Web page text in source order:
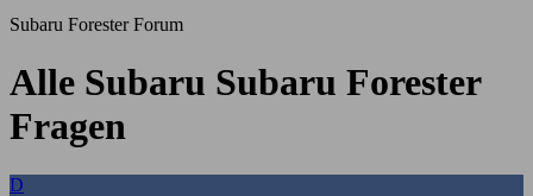
Subaru Forester Forum
Alle Subaru Subaru Forester
Fragen
D